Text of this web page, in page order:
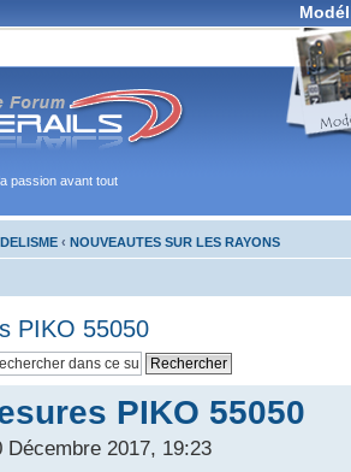
passion avant tout
‹ NOUVEAUTES SUR LES RAYONS
PIKO 55050
PIKO 55050
Décembre 2017, 19:23